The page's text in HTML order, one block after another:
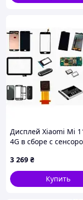
Дисплей Xiaomi Mi
4G в сборе с
3 269 ₴
Купить